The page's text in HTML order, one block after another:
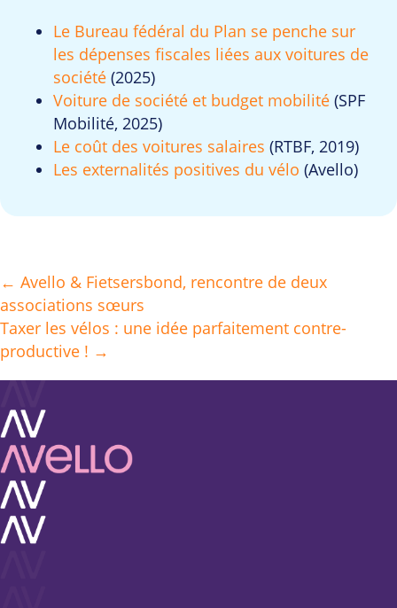
Le Bureau fédéral du Plan se penche sur
les dépenses fiscales liées aux voitures de
société (2025)
Voiture de société et budget mobilité (SPF
Mobilité, 2025)
Le coût des voitures salaires (RTBF, 2019)
Les externalités positives du vélo (Avello)
Posts
navigation
← Avello & Fietsersbond, rencontre de deux
associations sœurs
Taxer les vélos : une idée parfaitement contre-
productive ! →